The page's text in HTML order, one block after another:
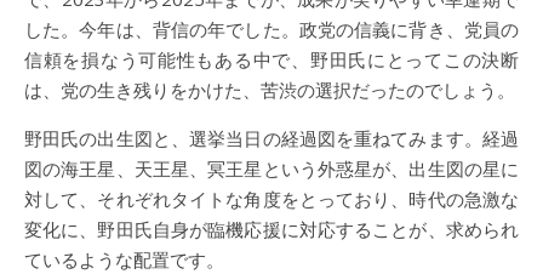
した。今年は、背信の年でした。政党の信義に背き、党員の
信頼を損なう可能性もある中で、野田氏にとってこの決断
は、党の生き残りをかけた、苦渋の選択だったのでしょう。
野田氏の出生図と、選挙当日の経過図を重ねてみます。経過
図の海王星、天王星、冥王星という外惑星が、出生図の星に
対して、それぞれタイトな角度をとっており、時代の急激な
変化に、野田氏自身が臨機応援に対応することが、求められ
ているような配置です。